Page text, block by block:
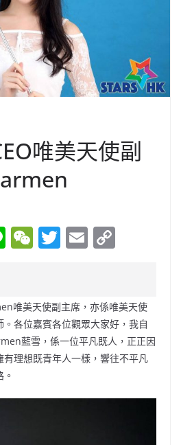
唯美天使副
Li W
h
at
T
er
E
l y
Li
n
k
唯美天使副主席，亦係唯美天使
各位嘉賓各位觀眾大家好，我自
藍雪，係一位平凡既人，正正因
理想既青年人一樣，響往不平凡